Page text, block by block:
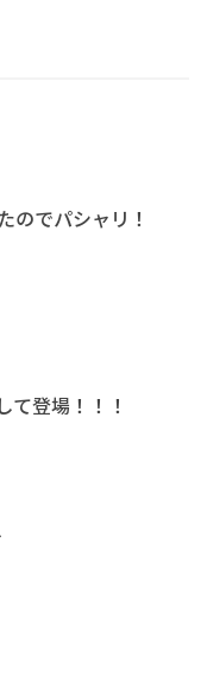
のでパシャリ！
て登場！！！